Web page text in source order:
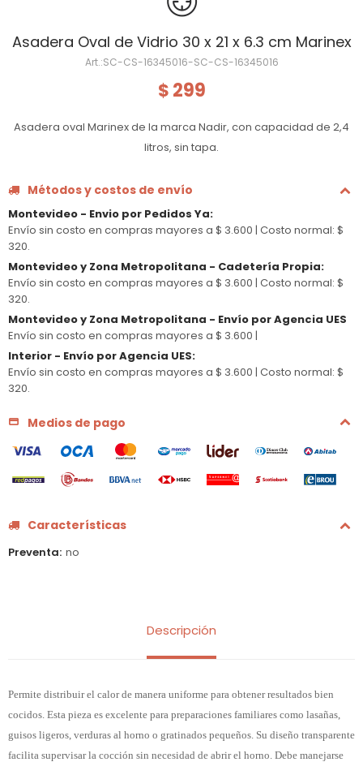
Asadera Oval de Vidrio 30 x 21 x 6.3 cm Marinex
SC-CS-16345016-SC-CS-16345016
$ 299
Asadera oval Marinex de la marca Nadir, con capacidad de 2,4
litros, sin tapa.
Métodos y costos de envío
Montevideo - Envio por Pedidos Ya:
Envío sin costo en compras mayores a $ 3.600 | Costo normal: $
320.
Montevideo y Zona Metropolitana - Cadetería Propia:
Envío sin costo en compras mayores a $ 3.600 | Costo normal: $
320.
Montevideo y Zona Metropolitana - Envío por Agencia UES
Envío sin costo en compras mayores a $ 3.600 |
Interior - Envío por Agencia UES:
Envío sin costo en compras mayores a $ 3.600 | Costo normal: $
320.
Medios de pago
Características
Preventa no
Descripción
Permite distribuir el calor de manera uniforme para obtener resultados bien
cocidos. Esta pieza es excelente para preparaciones familiares como lasañas,
guisos ligeros, verduras al horno o gratinados pequeños. Su diseño transparente
facilita supervisar la cocción sin necesidad de abrir el horno. Debe manejarse